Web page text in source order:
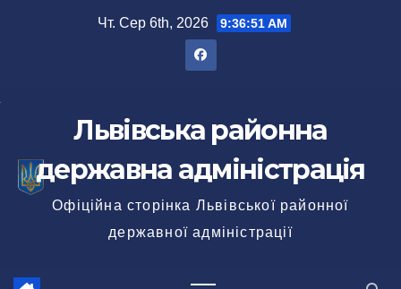
Чт. Сер 6th, 2026 9:36:52 AM
Львівська районна
державна адміністрація
Офіційна сторінка Львівської районної
державної адміністрації